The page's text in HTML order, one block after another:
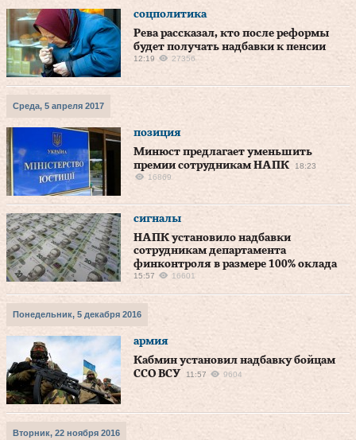
соцполитика
Рева рассказал, кто после реформы
будет получать надбавки к пенсии
12:19 27356
Среда, 5 апреля 2017
позиция
Минюст предлагает уменьшить
премии сотрудникам НАПК
18:23
16869
сигналы
НАПК установило надбавки
сотрудникам департамента
финконтроля в размере 100% оклада
15:57 16601
Понедельник, 5 декабря 2016
армия
Кабмин установил надбавку бойцам
ССО ВСУ
11:57 9604
Вторник, 22 ноября 2016